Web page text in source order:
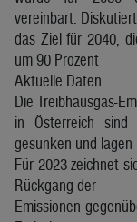
vereinbart.
das Ziel für 2040,
um 90 Prozent
Aktuelle Daten
Die Treibhausgas-
in Österreich
gesunken und lagen
Für 2023 zeichnet
Rückgang der
Emissionen